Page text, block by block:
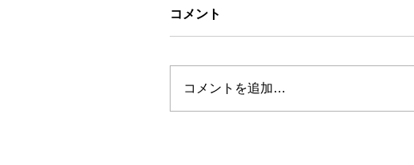
コメント
コメントを追加…